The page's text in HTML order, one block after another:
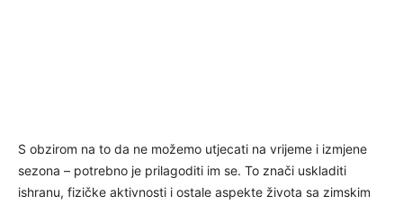
S obzirom na to da ne možemo utjecati na vrijeme i izmjene
sezona – potrebno je prilagoditi im se. To znači uskladiti
ishranu, fizičke aktivnosti i ostale aspekte života sa zimskim